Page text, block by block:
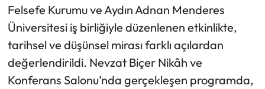
Felsefe Kurumu ve Aydın Adnan Menderes
Üniversitesi iş birliğiyle düzenlenen etkinlikte,
tarihsel ve düşünsel mirası farklı açılardan
değerlendirildi. Nevzat Biçer Nikâh ve
Konferans Salonu’nda gerçekleşen programda,